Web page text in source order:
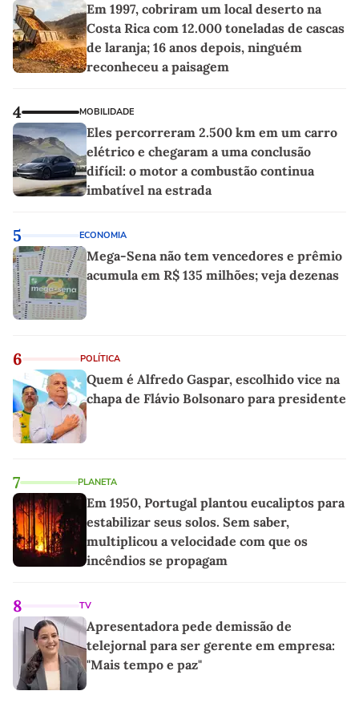
Em 1997, cobriram um local deserto na
Costa Rica com 12.000 toneladas de cascas
de laranja; 16 anos depois, ninguém
reconheceu a paisagem
4 MOBILIDADE
Eles percorreram 2.500 km em um carro
elétrico e chegaram a uma conclusão
difícil: o motor a combustão continua
imbatível na estrada
5 ECONOMIA
Mega-Sena não tem vencedores e prêmio
acumula em R$ 135 milhões; veja dezenas
6 POLÍTICA
Quem é Alfredo Gaspar, escolhido vice na
chapa de Flávio Bolsonaro para presidente
7 PLANETA
Em 1950, Portugal plantou eucaliptos para
estabilizar seus solos. Sem saber,
multiplicou a velocidade com que os
incêndios se propagam
8 TV
Apresentadora pede demissão de
telejornal para ser gerente em empresa:
"Mais tempo e paz"